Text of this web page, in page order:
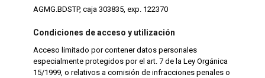
AGMG.BDSTP, caja 303835, exp. 122370
Condiciones de acceso y utilización
Acceso limitado por contener datos personales
especialmente protegidos por el art. 7 de la Ley Orgánica
15/1999, o relativos a comisión de infracciones penales o